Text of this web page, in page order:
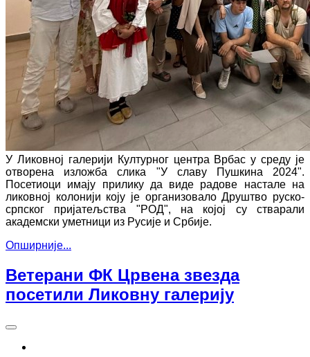
У Ликовној галерији Културног центра Врбас у среду је
отворена изложба слика "У славу Пушкина 2024".
Посетиоци имају прилику да виде радове настале на
ликовној колонији коју је организовало Друштво руско-
српског пријатељства "РОД", на којој су стварали
академски уметници из Русије и Србије.
Опширније...
Ветерани ФК Црвена звезда
посетили Ликовну галерију